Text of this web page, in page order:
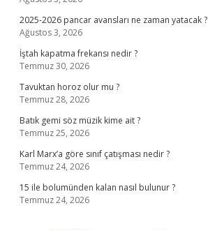
2025-2026 pancar avansları ne zaman yatacak ?
Ağustos 3, 2026
İştah kapatma frekansı nedir ?
Temmuz 30, 2026
Tavuktan horoz olur mu ?
Temmuz 28, 2026
Batık gemi söz müzik kime ait ?
Temmuz 25, 2026
Karl Marx’a göre sınıf çatışması nedir ?
Temmuz 24, 2026
15 ile bolumünden kalan nasıl bulunur ?
Temmuz 24, 2026